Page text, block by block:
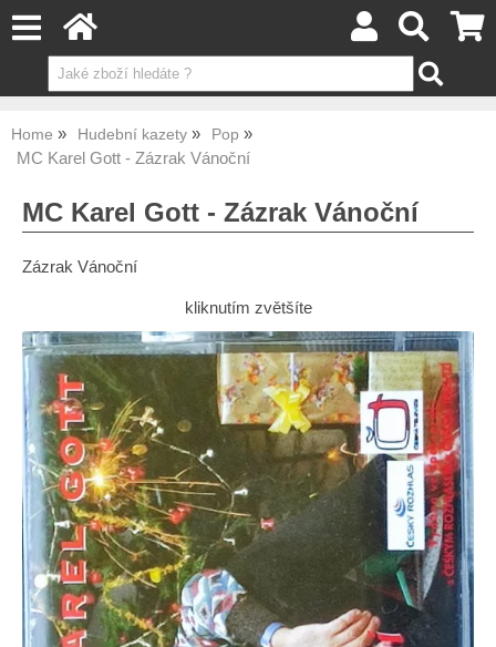
Home Hudební kazety Pop
MC Karel Gott - Zázrak Vánoční
MC Karel Gott - Zázrak Vánoční
Zázrak Vánoční
kliknutím zvětšíte